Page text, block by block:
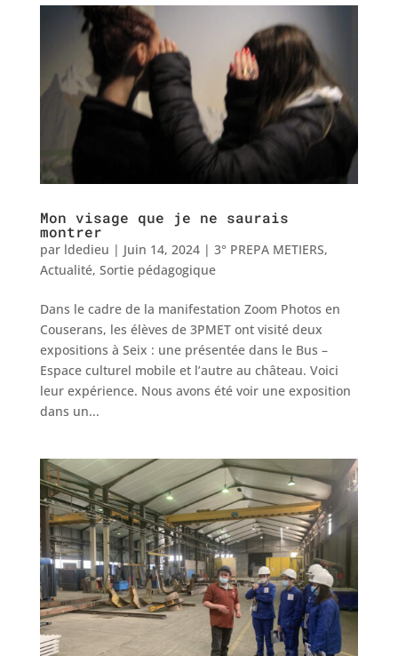
Mon visage que je ne saurais
montrer
par ldedieu | Juin 14, 2024| 3° PREPA METIERS,
Actualité, Sortie pédagogique
Dans le cadre de la manifestation Zoom Photos en
Couserans, les élèves de 3PMET ont visité deux
expositions à Seix : une présentée dans le Bus –
Espace culturel mobile et l’autre au château. Voici
leur expérience. Nous avons été voir une exposition
dans un...